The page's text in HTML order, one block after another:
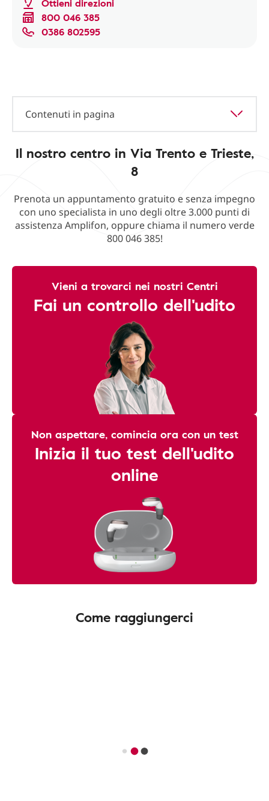
Ottieni direzioni
800 046 385
0386 802595
Contenuti in pagina
Il nostro centro in Via Trento e Trieste,
8
Prenota un appuntamento gratuito e senza impegno
con uno specialista in uno degli oltre 3.000 punti di
assistenza Amplifon, oppure chiama il numero verde
800 046 385!
Vieni a trovarci nei nostri Centri
Fai un controllo dell'udito
Non aspettare, comincia ora con un test
Inizia il tuo test dell'udito
online
Come raggiungerci